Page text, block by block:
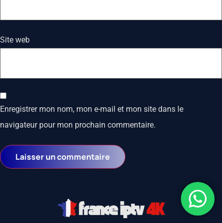
Site web
Enregistrer mon nom, mon e-mail et mon site dans le
navigateur pour mon prochain commentaire.